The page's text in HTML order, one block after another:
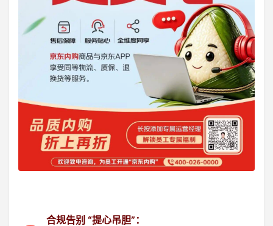
合规告别 “提心吊胆”：